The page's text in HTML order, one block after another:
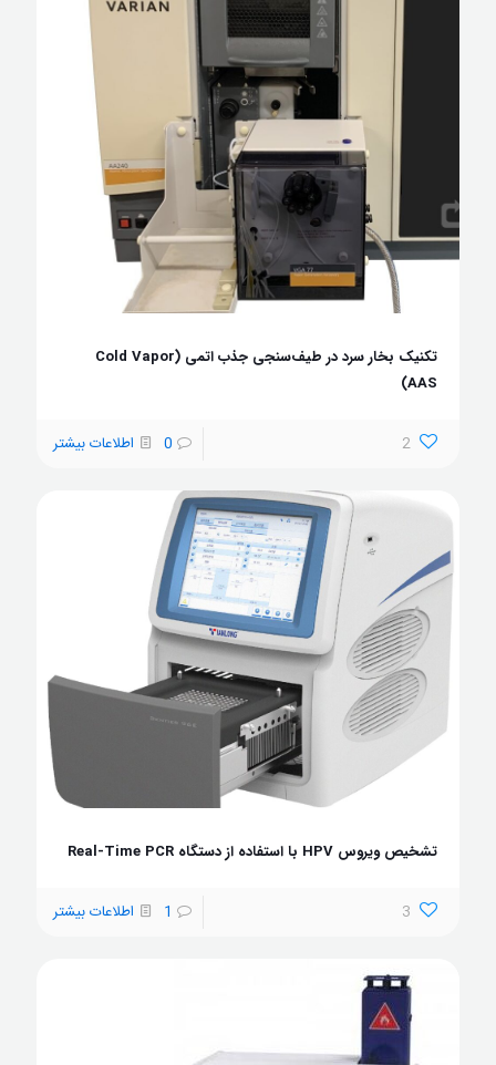
تکنیک بخار سرد در طیف‌سنجی جذب اتمی (Cold Vapor
AAS)
2
0 اطلاعات بیشتر
تشخیص ویروس HPV با استفاده از دستگاه Real-Time PCR
3
1 اطلاعات بیشتر